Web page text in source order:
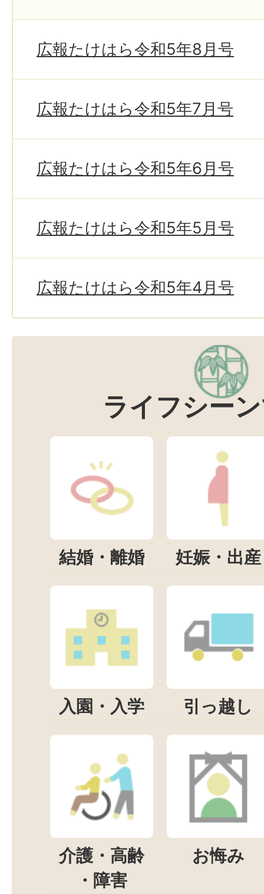
広報たけはら令和5年8月号
広報たけはら令和5年7月号
広報たけはら令和5年6月号
広報たけはら令和5年5月号
広報たけはら令和5年4月号
ライフシー
結婚・離婚 妊娠・出産
入園・入学 引っ越し
介護・高齢
・障害
お悔み